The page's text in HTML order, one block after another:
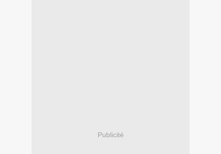
Publicité